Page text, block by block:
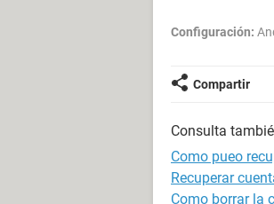
Configuración:
Compartir
Consulta
Como pueo
Recuperar
Como borrar la